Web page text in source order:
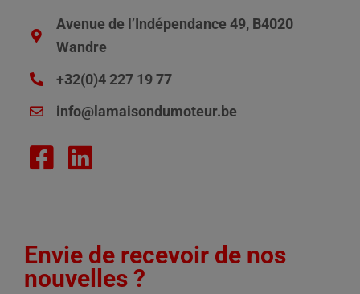
Avenue de l’Indépendance 49, B4020
Wandre
+32(0)4 227 19 77
info@lamaisondumoteur.be
Envie de recevoir de nos
nouvelles ?